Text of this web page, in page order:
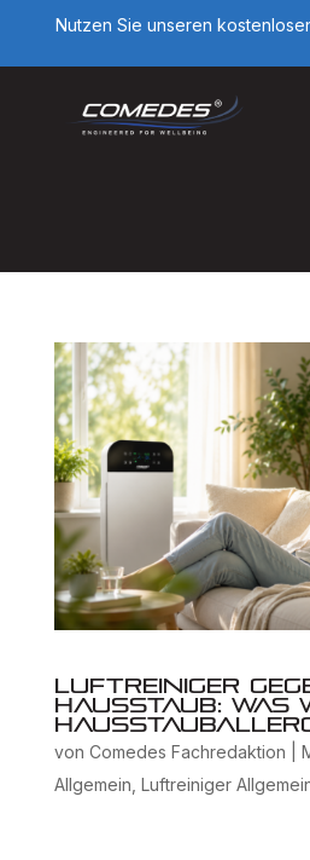
Nutzen Sie unseren
Luftreiniger
Hausstaub: Was
von Comedes Fachredaktion
Allgemein, Luftreiniger